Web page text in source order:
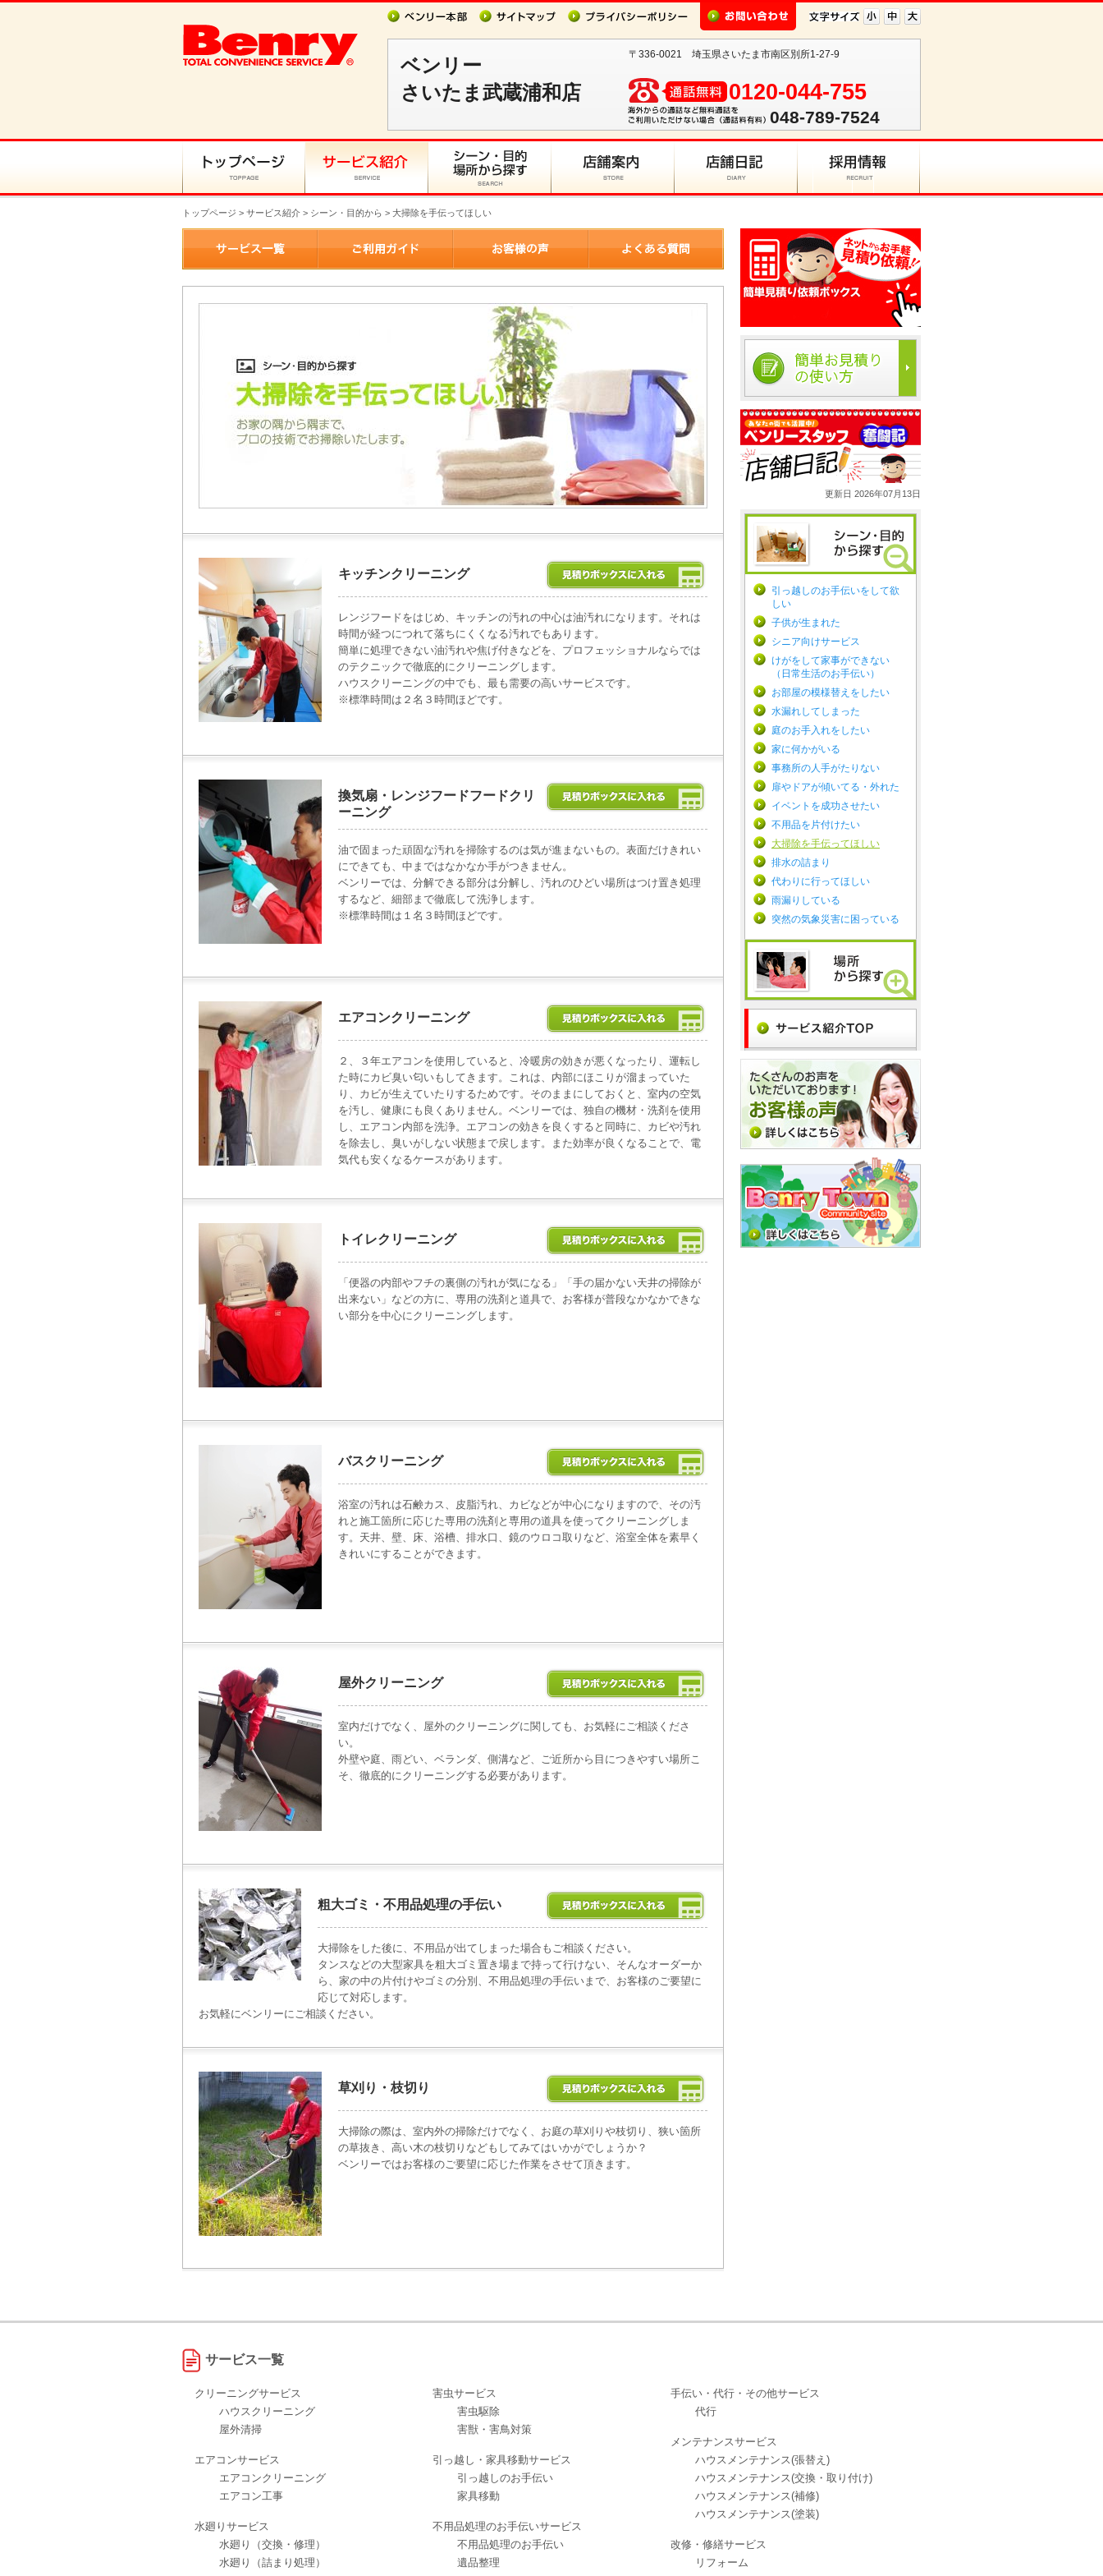
ベンリー
さいたま武蔵浦和店
〒336-0021 埼玉県さいたま市南区別所1-27-9
0120-044-755
048-789-7524
トップページ > サービス紹介 > シーン・目的から > 大掃除を手伝ってほしい
キッチンクリーニング
レンジフードをはじめ、キッチンの汚れの中心は油汚れになります。それは
時間が経つにつれて落ちにくくなる汚れでもあります。
簡単に処理できない油汚れや焦げ付きなどを、プロフェッショナルならでは
のテクニックで徹底的にクリーニングします。
ハウスクリーニングの中でも、最も需要の高いサービスです。
※標準時間は２名３時間ほどです。
換気扇・レンジフードフードクリ
ーニング
油で固まった頑固な汚れを掃除するのは気が進まないもの。表面だけきれい
にできても、中まではなかなか手がつきません。
ベンリーでは、分解できる部分は分解し、汚れのひどい場所はつけ置き処理
するなど、細部まで徹底して洗浄します。
※標準時間は１名３時間ほどです。
エアコンクリーニング
２、３年エアコンを使用していると、冷暖房の効きが悪くなったり、運転し
た時にカビ臭い匂いもしてきます。これは、内部にほこりが溜まっていた
り、カビが生えていたりするためです。そのままにしておくと、室内の空気
を汚し、健康にも良くありません。ベンリーでは、独自の機材・洗剤を使用
し、エアコン内部を洗浄。エアコンの効きを良くすると同時に、カビや汚れ
を除去し、臭いがしない状態まで戻します。また効率が良くなることで、電
気代も安くなるケースがあります。
トイレクリーニング
「便器の内部やフチの裏側の汚れが気になる」「手の届かない天井の掃除が
出来ない」などの方に、専用の洗剤と道具で、お客様が普段なかなかできな
い部分を中心にクリーニングします。
バスクリーニング
浴室の汚れは石鹸カス、皮脂汚れ、カビなどが中心になりますので、その汚
れと施工箇所に応じた専用の洗剤と専用の道具を使ってクリーニングしま
す。天井、壁、床、浴槽、排水口、鏡のウロコ取りなど、浴室全体を素早く
きれいにすることができます。
屋外クリーニング
室内だけでなく、屋外のクリーニングに関しても、お気軽にご相談くださ
い。
外壁や庭、雨どい、ベランダ、側溝など、ご近所から目につきやすい場所こ
そ、徹底的にクリーニングする必要があります。
粗大ゴミ・不用品処理の手伝い
大掃除をした後に、不用品が出てしまった場合もご相談ください。
タンスなどの大型家具を粗大ゴミ置き場まで持って行けない、そんなオーダーか
ら、家の中の片付けやゴミの分別、不用品処理の手伝いまで、お客様のご要望に
応じて対応します。
お気軽にベンリーにご相談ください。
草刈り・枝切り
大掃除の際は、室内外の掃除だけでなく、お庭の草刈りや枝切り、狭い箇所
の草抜き、高い木の枝切りなどもしてみてはいかがでしょうか？
ベンリーではお客様のご要望に応じた作業をさせて頂きます。
更新日 2026年07月13日
引っ越しのお手伝いをして欲
しい
子供が生まれた
シニア向けサービス
けがをして家事ができない
（日常生活のお手伝い）
お部屋の模様替えをしたい
水漏れしてしまった
庭のお手入れをしたい
家に何かがいる
事務所の人手がたりない
扉やドアが傾いてる・外れた
イベントを成功させたい
不用品を片付けたい
大掃除を手伝ってほしい
排水の詰まり
代わりに行ってほしい
雨漏りしている
突然の気象災害に困っている
サービス一覧
クリーニングサービス
ハウスクリーニング
屋外清掃
エアコンサービス
エアコンクリーニング
エアコン工事
水廻りサービス
水廻り（交換・修理）
水廻り（詰まり処理）
害虫サービス
害虫駆除
害獣・害鳥対策
引っ越し・家具移動サービス
引っ越しのお手伝い
家具移動
不用品処理のお手伝いサービス
不用品処理のお手伝い
遺品整理
手伝い・代行・その他サービス
代行
メンテナンスサービス
ハウスメンテナンス(張替え)
ハウスメンテナンス(交換・取り付け)
ハウスメンテナンス(補修)
ハウスメンテナンス(塗装)
改修・修繕サービス
リフォーム